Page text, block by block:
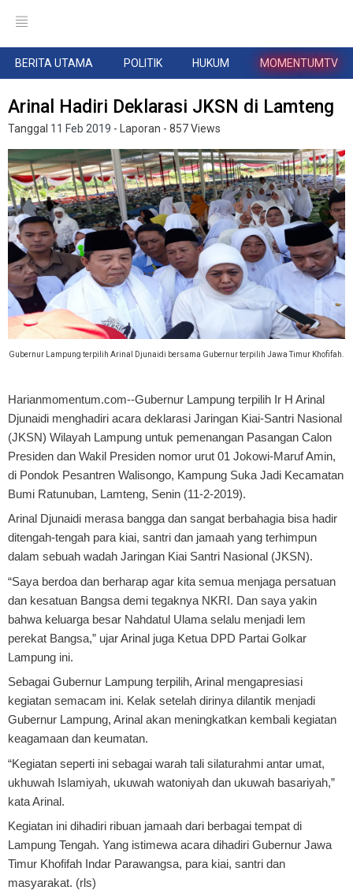
BERITA UTAMA POLITIK HUKUM MOMENTUMTV
Arinal Hadiri Deklarasi JKSN di Lamteng
Tanggal 11 Feb 2019 - Laporan - 857 Views
Gubernur Lampung terpilih Arinal Djunaidi bersama Gubernur terpilih Jawa Timur Khofifah.
Harianmomentum.com--Gubernur Lampung terpilih Ir H Arinal
Djunaidi menghadiri acara deklarasi Jaringan Kiai-Santri Nasional
(JKSN) Wilayah Lampung untuk pemenangan Pasangan Calon
Presiden dan Wakil Presiden nomor urut 01 Jokowi-Maruf Amin,
di Pondok Pesantren Walisongo, Kampung Suka Jadi Kecamatan
Bumi Ratunuban, Lamteng, Senin (11-2-2019).
Arinal Djunaidi merasa bangga dan sangat berbahagia bisa hadir
ditengah-tengah para kiai, santri dan jamaah yang terhimpun
dalam sebuah wadah Jaringan Kiai Santri Nasional (JKSN).
“Saya berdoa dan berharap agar kita semua menjaga persatuan
dan kesatuan Bangsa demi tegaknya NKRI. Dan saya yakin
bahwa keluarga besar Nahdatul Ulama selalu menjadi lem
perekat Bangsa,” ujar Arinal juga Ketua DPD Partai Golkar
Lampung ini.
Sebagai Gubernur Lampung terpilih, Arinal mengapresiasi
kegiatan semacam ini. Kelak setelah dirinya dilantik menjadi
Gubernur Lampung, Arinal akan meningkatkan kembali kegiatan
keagamaan dan keumatan.
“Kegiatan seperti ini sebagai warah tali silaturahmi antar umat,
ukhuwah Islamiyah, ukuwah watoniyah dan ukuwah basariyah,”
kata Arinal.
Kegiatan ini dihadiri ribuan jamaah dari berbagai tempat di
Lampung Tengah. Yang istimewa acara dihadiri Gubernur Jawa
Timur Khofifah Indar Parawangsa, para kiai, santri dan
masyarakat. (rls)